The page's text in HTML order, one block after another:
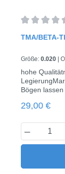
TMA/BETA-
Größe: 0.020 |
hohe
Bögen
Regulärer
29,00 €
Produkt